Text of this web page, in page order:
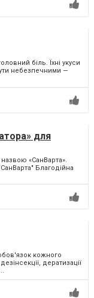
біль. Їхні укуси
небезпечними —
для
назвою «СанВарта».
Благодійна
кожного
дератизації